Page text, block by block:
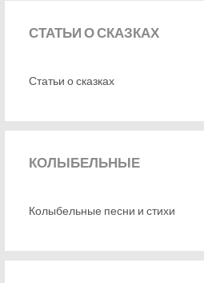
СТАТЬИО СКАЗКАХ
Статьи о сказках
КОЛЫБЕЛЬНЫЕ
Колыбельные песни и стихи